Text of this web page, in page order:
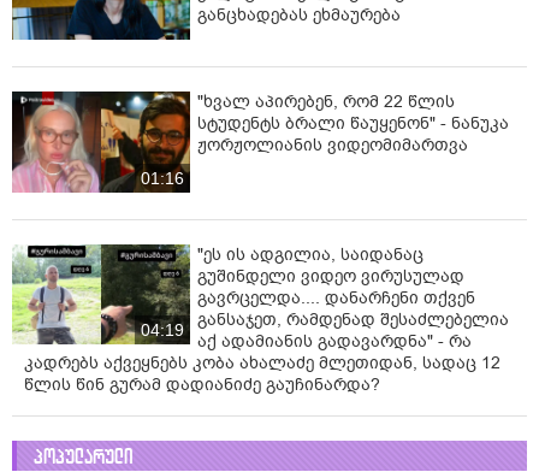
განცხადებას ეხმაურება
01:16
"ხვალ აპირებენ, რომ 22 წლის
სტუდენტს ბრალი წაუყენონ" - ნანუკა
ჟორჟოლიანის ვიდეომიმართვა
04:19
"ეს ის ადგილია, საიდანაც
გუშინდელი ვიდეო ვირუსულად
გავრცელდა.... დანარჩენი თქვენ
განსაჯეთ, რამდენად შესაძლებელია
აქ ადამიანის გადავარდნა" - რა
კადრებს აქვეყნებს კობა ახალაძე მლეთიდან, სადაც 12
წლის წინ გურამ დადიანიძე გაუჩინარდა?
პოპულარული